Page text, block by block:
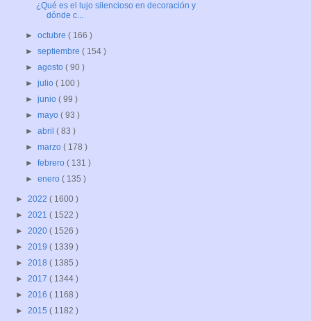
¿Qué es el lujo silencioso en decoración y
dónde c...
►octubre( 166 )
►septiembre( 154 )
►agosto( 90 )
►julio( 100 )
►junio( 99 )
►mayo( 93 )
►abril( 83 )
►marzo( 178 )
►febrero( 131 )
►enero( 135 )
► 2022 ( 1600 )
► 2021 ( 1522 )
► 2020 ( 1526 )
► 2019 ( 1339 )
► 2018 ( 1385 )
► 2017 ( 1344 )
► 2016 ( 1168 )
► 2015 ( 1182 )